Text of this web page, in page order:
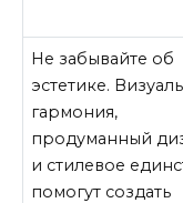
Не забывайте об
эстетике.
гармония,
продуманный
и стилевое
помогут создать